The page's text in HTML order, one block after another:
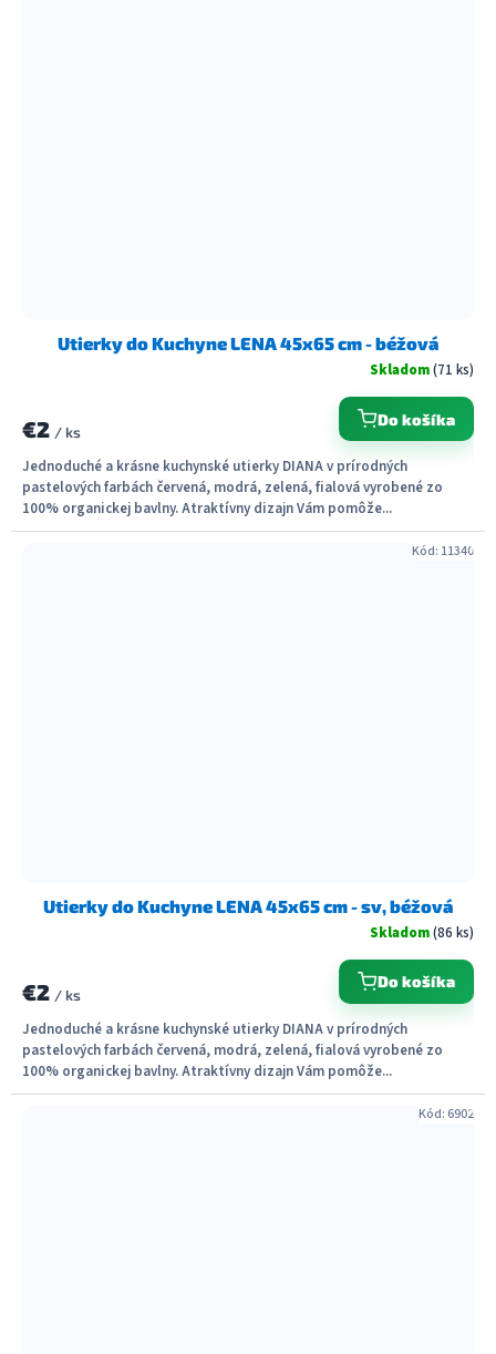
Utierky do Kuchyne LENA 45x65 cm - béžová
Skladom(71 ks)
€2 / ks
Do košíka
Jednoduché a krásne kuchynské utierky DIANA v prírodných
pastelových farbách červená, modrá, zelená, fialová vyrobené zo
100% organickej bavlny. Atraktívny dizajn Vám pomôže...
Utierky do Kuchyne LENA 45x65 cm - sv, béžová
Skladom(86 ks)
€2 / ks
Do košíka
Jednoduché a krásne kuchynské utierky DIANA v prírodných
pastelových farbách červená, modrá, zelená, fialová vyrobené zo
100% organickej bavlny. Atraktívny dizajn Vám pomôže...
Kód: 11340
Kód:6902